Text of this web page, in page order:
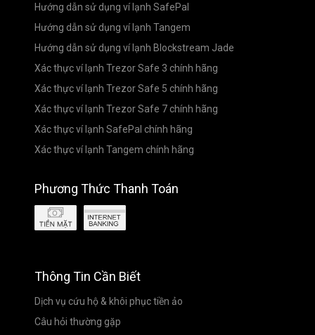
Hướng dẫn sử dụng ví lạnh SafePal
Hướng dẫn sử dụng ví lạnh Tangem
Hướng dẫn sử dụng ví lạnh Blockstream Jade
Xác thực ví lạnh Trezor Safe 3 chính hãng
Xác thực ví lạnh Trezor Safe 5 chính hãng
Xác thực ví lạnh Trezor Safe 7 chính hãng
Xác thực ví lạnh SafePal chính hãng
Xác thực ví lạnh Tangem chính hãng
Phương Thức Thanh Toán
Thông Tin Cần Biết
Dịch vụ cứu hộ & khôi phục tiền ảo
Câu hỏi thường gặp